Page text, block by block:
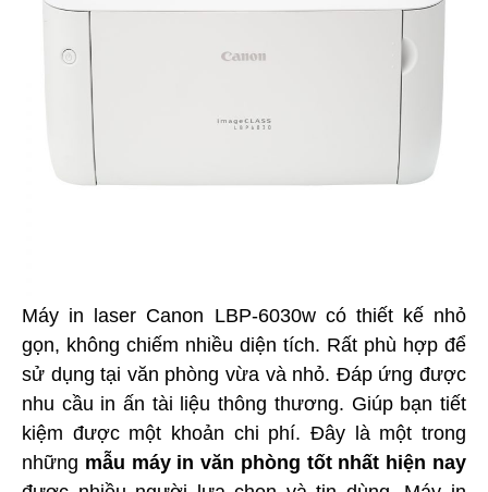
Máy in laser Canon LBP-6030w có thiết kế nhỏ
gọn, không chiếm nhiều diện tích. Rất phù hợp để
sử dụng tại văn phòng vừa và nhỏ. Đáp ứng được
nhu cầu in ấn tài liệu thông thương. Giúp bạn tiết
kiệm được một khoản chi phí. Đây là một trong
những mẫu máy in văn phòng tốt nhất hiện nay